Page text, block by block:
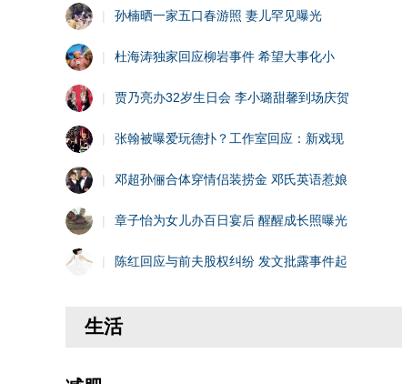
| 孙楠晒一家五口春游照 妻儿罕见曝光
| 杜海涛独家回应柳岩事件 希望大事化小
| 贾乃亮办32岁生日会 李小璐甜馨到场庆贺
| 张翰被曝爱玩德扑？工作室回应：新戏现
| 邓超孙俪合体穿情侣装捞金 邓氏英语惹娘
| 章子怡为女儿办百日宴后 醒醒成长照曝光
| 陈红回应与前夫股权纠纷 发文批露事件起
生活